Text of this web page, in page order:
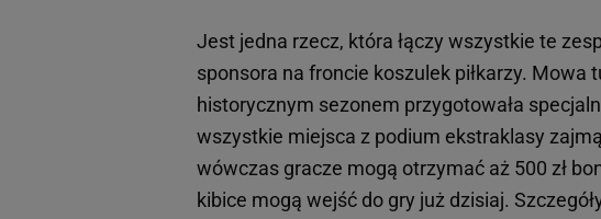
Jest jedna rzecz, która łączy wszystkie te
sponsora na froncie koszulek piłkarzy. Mowa
historycznym sezonem przygotowała
wszystkie miejsca z podium ekstraklasy
wówczas gracze mogą otrzymać aż 500 zł
kibice mogą wejść do gry już dzisiaj.